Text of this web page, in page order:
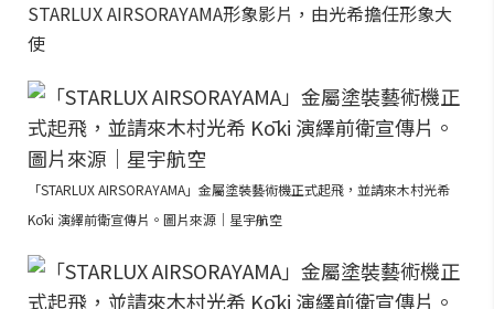
STARLUX AIRSORAYAMA形象影片，由光希擔任形象大
使
「STARLUX AIRSORAYAMA」金屬塗裝藝術機正式起飛，並請來木村光希
Kōki 演繹前衛宣傳片。圖片來源｜星宇航空